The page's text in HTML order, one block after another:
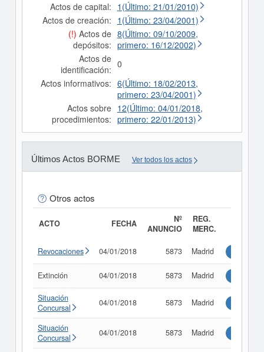
Actos de capital: 1(Último: 21/01/2010)
Actos de creación: 1(Último: 23/04/2001)
(!) Actos de
depósitos:
8(Último: 09/10/2009,
primero: 16/12/2002)
Actos de
identificación: 0
Actos informativos: 6(Último: 18/02/2013,
primero: 23/04/2001)
Actos sobre
procedimientos:
12(Último: 04/01/2018,
primero: 22/01/2013)
Últimos Actos BORME Ver todos los actos
Otros actos
ACTO FECHA
Nº
ANUNCIO
REG.
MERC.
Revocaciones 04/01/2018 5873 Madrid
Extinción 04/01/2018 5873 Madrid
Situación
Concursal
04/01/2018 5873 Madrid
Situación
Concursal
04/01/2018 5873 Madrid